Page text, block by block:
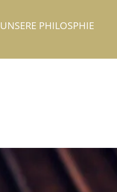
UNSERE PHILOSPHIE